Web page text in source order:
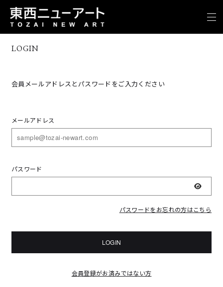
LOGIN
会員メールアドレスとパスワードをご入力ください
メールアドレス
パスワード
表示
パスワードをお忘れの方はこちら
LOGIN
会員登録がお済みではない方